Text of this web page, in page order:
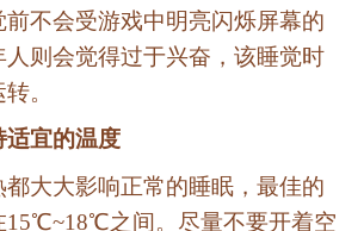
前不会受游戏中明亮闪烁屏幕的
则会觉得过于兴奋，该睡觉时
。
适宜的温度
都大大影响正常的睡眠，最佳的
15℃~18℃之间。尽量不要开着空